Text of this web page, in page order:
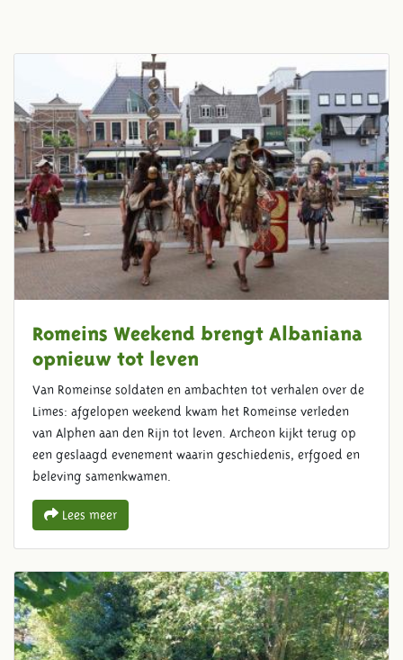
Romeins Weekend brengt Albaniana
opnieuw tot leven
Van Romeinse soldaten en ambachten tot verhalen over de
Limes: afgelopen weekend kwam het Romeinse verleden
van Alphen aan den Rijn tot leven. Archeon kijkt terug op
een geslaagd evenement waarin geschiedenis, erfgoed en
beleving samenkwamen.
Lees meer